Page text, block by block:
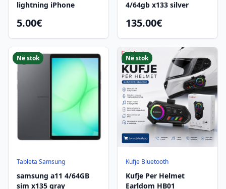
lightning iPhone
5.00€
4/64gb x133 silver
135.00€
Tableta Samsung
samsung a11 4/64GB
sim x135 gray
Në stok
Kufje Bluetooth
Kufje Per Helmet
Earldom HB01
Në stok